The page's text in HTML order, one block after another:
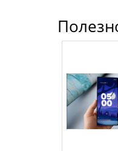
Black
|
Fly.bg